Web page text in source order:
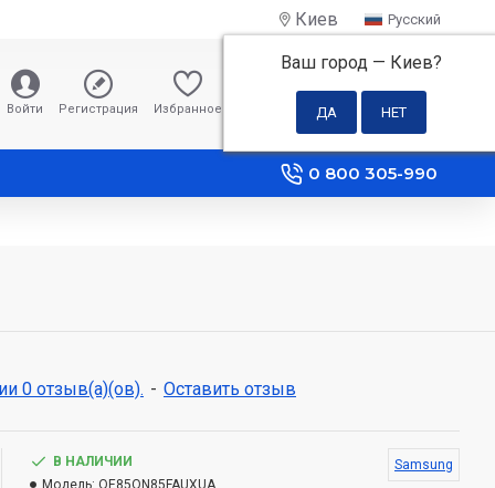
Киев
Ваш город — Киев?
Русский
Войти Регистрация Избранное
0 грн
0 800 305-990
0 отзыв(а)(ов). - Оставить отзыв
В НАЛИЧИИ
Модель: QE85QN85FAUXUA
Samsung